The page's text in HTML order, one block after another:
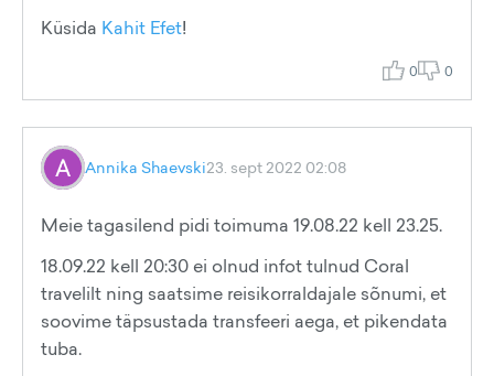
Küsida Kahit Efet!
0 0
Annika Shaevski23. sept 2022 02:08
Meie tagasilend pidi toimuma 19.08.22 kell 23.25.
18.09.22 kell 20:30 ei olnud infot tulnud Coral
travelilt ning saatsime reisikorraldajale sõnumi, et
soovime täpsustada transfeeri aega, et pikendata
tuba.